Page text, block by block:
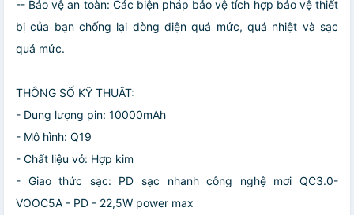
-- Bảo vệ an toàn: Các biện pháp bảo vệ tích hợp bảo vệ thiết
bị của bạn chống lại dòng điện quá mức, quá nhiệt và sạc
quá mức.
THÔNG SỐ KỸ THUẬT:
- Dung lượng pin: 10000mAh
- Mô hình: Q19
- Chất liệu vỏ: Hợp kim
- Giao thức sạc: PD sạc nhanh công nghệ mơi QC3.0-
VOOC5A - PD - 22,5W power max